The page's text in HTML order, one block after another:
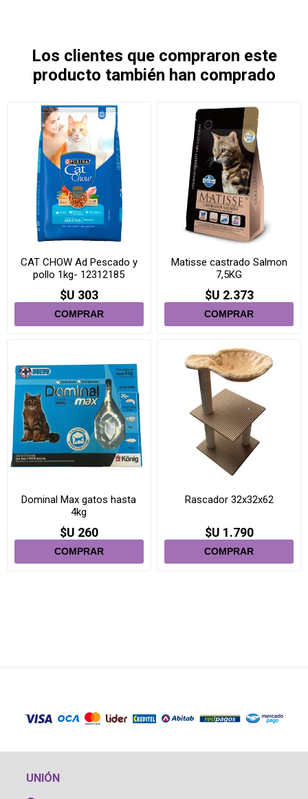
Los clientes que compraron este
producto también han comprado
CAT CHOW Ad Pescado y
pollo 1kg- 12312185
$U 303
Matisse castrado Salmon
7,5KG
$U 2.373
Dominal Max gatos hasta
4kg
$U 260
Rascador 32x32x62
$U 1.790
UNIÓN